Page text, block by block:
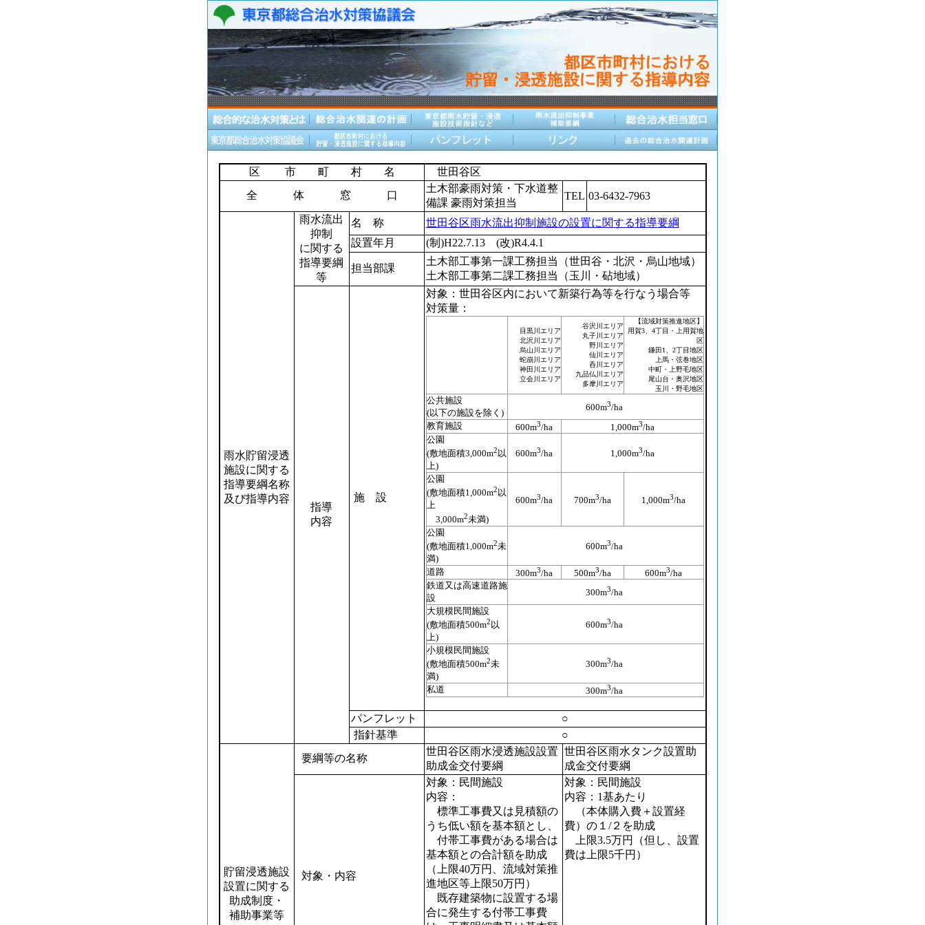
区 市 町 村 名
世田谷区
全 体 窓 口
土木部豪雨対策・下水道整
備課 豪雨対策担当
TEL 03-6432-7963
雨水貯留浸透
施設に関する
指導要綱名称
及び指導内容
雨水流出
抑制
に関する
指導要綱
等
名 称
世田谷区雨水流出抑制施設の設置に関する指導要綱
設置年月
(制)H22.7.13 (改)R4.4.1
担当部課
土木部工事第一課工務担当（世田谷・北沢・烏山地域）
土木部工事第二課工務担当（玉川・砧地域）
指導
内容
施 設
対象：世田谷区内において新築行為等を行なう場合等
対策量：
目黒川エリア
北沢川エリア
烏山川エリア
蛇崩川エリア
神田川エリア
立会川エリア
谷沢川エリア
丸子川エリア
野川エリア
仙川エリア
呑川エリア
九品仏川エリア
多摩川エリア
【流域対策推進地区】
用賀3、4丁目・上用賀地
区
鎌田1、2丁目地区
上馬・弦巻地区
中町・上野毛地区
尾山台・奥沢地区
玉川・野毛地区
公共施設
(以下の施設を除く)
600m3/ha
教育施設
600m3/ha 1,000m3/ha
公園
(敷地面積3,000m2 以
上)
600m3/ha 1,000m3/ha
公園
(敷地面積1,000m2 以
上
3,000m2未満)
600m3/ha 700m3/ha 1,000m3/ha
公園
(敷地面積1,000m2未
満)
600m3/ha
道路 300m3/ha 500m3/ha 600m3/ha
鉄道又は高速道路施
設
300m3/ha
大規模民間施設
(敷地面積500m2 以
上)
600m3/ha
小規模民間施設
(敷地面積500m2未
満)
300m3/ha
私道 300m3/ha
パンフレット
○
指針基準
○
貯留浸透施設
設置に関する
助成制度・
補助事業等
要綱等の名称
世田谷区雨水浸透施設設置
助成金交付要綱
世田谷区雨水タンク設置助
成金交付要綱
対象・内容
対象：民間施設
内容：
標準工事費又は見積額の
うち低い額を基本額とし、
付帯工事費がある場合は
基本額との合計額を助成
（上限40万円、流域対策推
進地区等上限50万円）
既存建築物に設置する場
合に発生する付帯工事費
対象：民間施設
内容：1基あたり
（本体購入費＋設置経
費）の１/２を助成
上限3.5万円（但し、設置
費は上限5千円）